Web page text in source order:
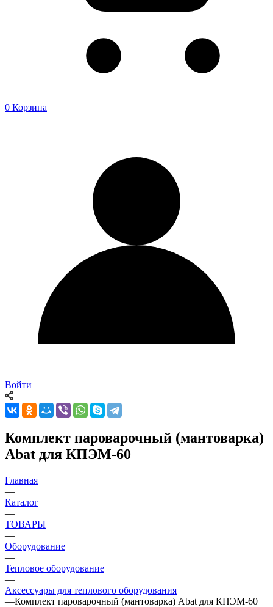
0 Корзина
Войти
Комплект пароварочный (мантоварка)
Abat для КПЭМ-60
Главная
—
Каталог
—
ТОВАРЫ
—
Оборудование
—
Тепловое оборудование
—
Аксессуары для теплового оборудования
—Комплект пароварочный (мантоварка) Abat для КПЭМ-60